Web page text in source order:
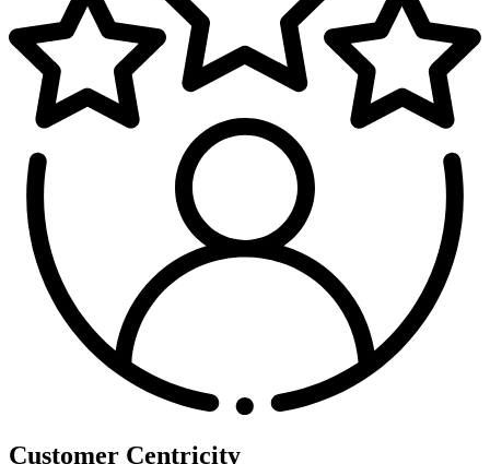
Customer Centricity